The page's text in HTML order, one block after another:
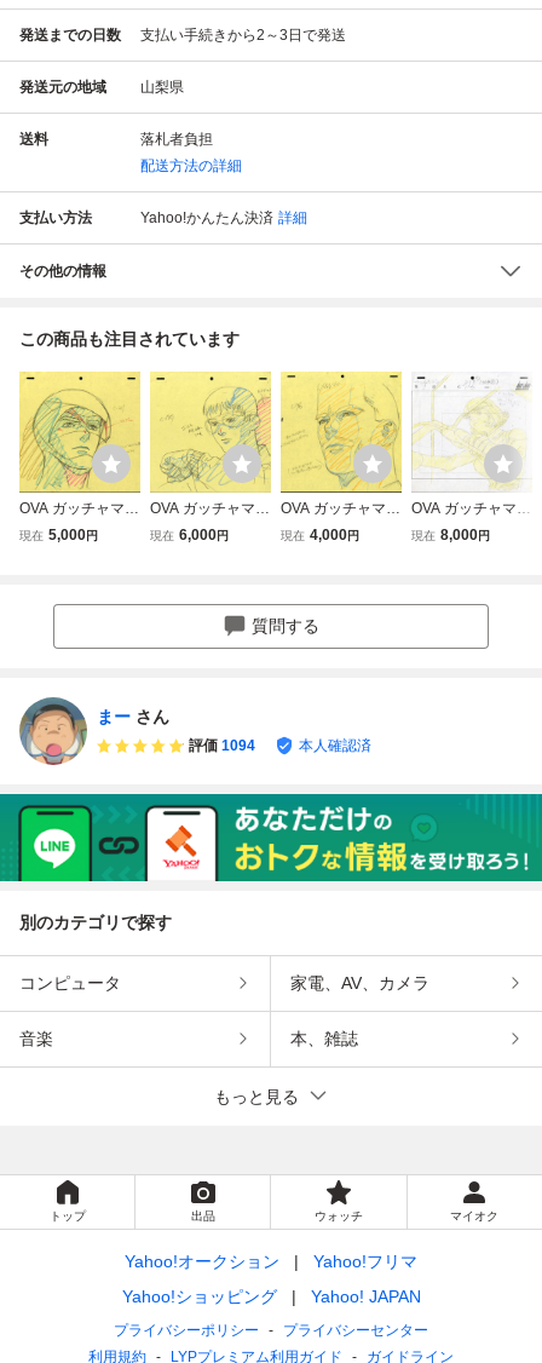
発送までの日数 支払い手続きから2～3日で発送
発送元の地域 山梨県
送料
落札者負担
配送方法の詳細
支払い方法 Yahoo!かんたん決済 詳細
その他の情報
この商品も注目されています
OVA ガッチャマン
（大鷲の健） / OV
現在 5,000円
OVA ガッチャマン
（大鷲の健） / OV
包サイズ60］506
現在 6,000円
OVA ガッチャマン
（レッドインパル
臣氏 直筆レイアウ
ト修正［梱包サイ
現在 4,000円
OVA ガッチャマン
（白鳥のジュン）
現在 8,000円
質問する
まー さん
評価 1094 本人確認済
別のカテゴリで探す
コンピュータ 家電、AV、カメラ
音楽 本、雑誌
もっと見る
トップ 出品 ウォッチ マイオク
Yahoo!オークション
Yahoo!フリマ
Yahoo!ショッピング
Yahoo! JAPAN
プライバシーポリシー
プライバシーセンター
利用規約
LYPプレミアム利用ガイド ガイドライン